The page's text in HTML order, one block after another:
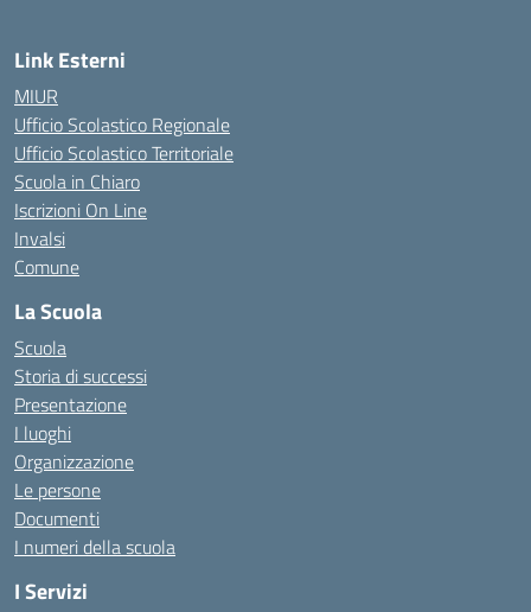
Link Esterni
MIUR
Ufficio Scolastico Regionale
Ufficio Scolastico Territoriale
Scuola in Chiaro
Iscrizioni On Line
Invalsi
Comune
La Scuola
Scuola
Storia di successi
Presentazione
I luoghi
Organizzazione
Le persone
Documenti
I numeri della scuola
I Servizi